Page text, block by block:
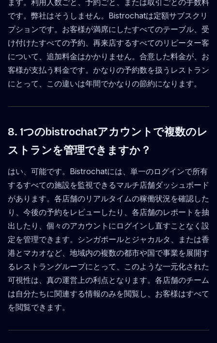
ます。利用人数ごと、予約ごと、または取引ごとの手数料
です。弊社はそうしません。Bistrochatは定額サブスクリ
プションです。お客様が満席にしたすべてのテーブル、受
け付けたすべての予約、再来店するすべてのリピーター客
について、追加料金はかかりません。合意した料金が、お
客様が支払う料金です。かなりの予約数を扱うレストラン
にとって、この違いは年間でかなりの節約になります。
8. 1つのbistrochatアカウントで複数のレ
ストランを管理できますか？
はい、可能です。Bistrochatには、単一のログインで所有
するすべての施設を監視できるマルチ店舗ダッシュボード
があります。各店舗のリアルタイムの稼働状況を確認した
り、今後の予約をレビューしたり、各店舗のレポートを抽
出したり、個々のアカウントにログインし直すことなく設
定を管理できます。シンガポールとジャカルタ、または香
港とマカオなど、地域内の複数の都市や国で事業を展開す
るレストラングループにとって、このような一元化された
可視性は、真の運営上の利点となります。各店舗のチーム
は自分たちに関連する情報のみを閲覧し、お客様はすべて
を閲覧できます。